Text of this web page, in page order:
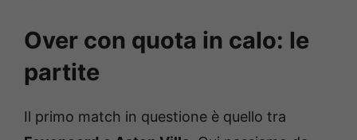
Over con quota in calo: le
partite
Il primo match in questione è quello tra